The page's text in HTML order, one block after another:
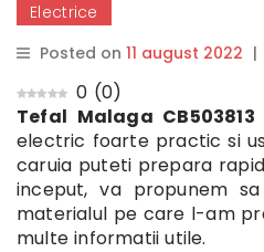
Electrice
Posted on 11 august 2022 |
0 (0)
Tefal Malaga CB503813
electric foarte practic si
caruia puteti prepara
inceput, va propunem
materialul pe care l-am
multe informatii utile.